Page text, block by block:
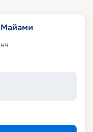
Майами
нч